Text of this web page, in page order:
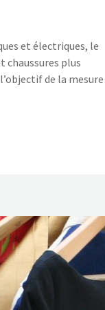
et électriques, le
chaussures plus
de la mesure